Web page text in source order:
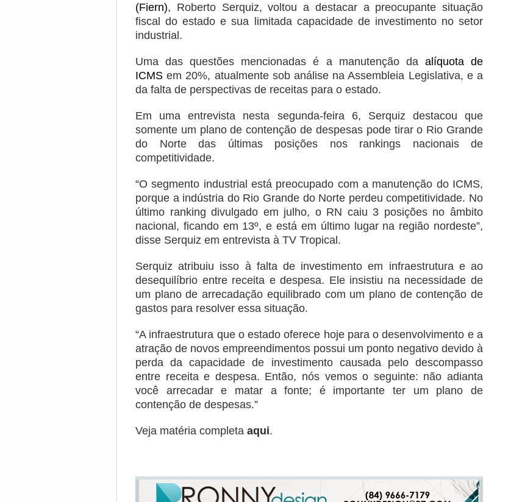
(Fiern), Roberto Serquiz, voltou a destacar a preocupante situação
fiscal do estado e sua limitada capacidade de investimento no setor
industrial.
Uma das questões mencionadas é a manutenção da alíquota de
ICMS em 20%, atualmente sob análise na Assembleia Legislativa, e a
da falta de perspectivas de receitas para o estado.
Em uma entrevista nesta segunda-feira 6, Serquiz destacou que
somente um plano de contenção de despesas pode tirar o Rio Grande
do Norte das últimas posições nos rankings nacionais de
competitividade.
“O segmento industrial está preocupado com a manutenção do ICMS,
porque a indústria do Rio Grande do Norte perdeu competitividade. No
último ranking divulgado em julho, o RN caiu 3 posições no âmbito
nacional, ficando em 13º, e está em último lugar na região nordeste”,
disse Serquiz em entrevista à TV Tropical.
Serquiz atribuiu isso à falta de investimento em infraestrutura e ao
desequilíbrio entre receita e despesa. Ele insistiu na necessidade de
um plano de arrecadação equilibrado com um plano de contenção de
gastos para resolver essa situação.
“A infraestrutura que o estado oferece hoje para o desenvolvimento e a
atração de novos empreendimentos possui um ponto negativo devido à
perda da capacidade de investimento causada pelo descompasso
entre receita e despesa. Então, nós vemos o seguinte: não adianta
você arrecadar e matar a fonte; é importante ter um plano de
contenção de despesas.”
Veja matéria completa aqui.